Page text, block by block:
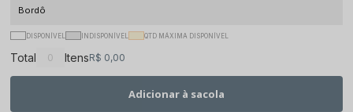
Bordô
DISPONÍVEL INDISPONÍVEL QTD MÁXIMA DISPONÍVEL
Total ItensR$ 0,00
Adicionar à sacola